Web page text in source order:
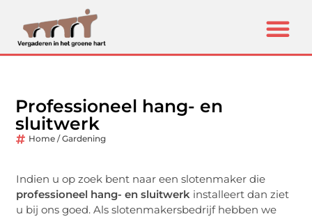
Professioneel hang- en
sluitwerk
Home / Gardening
Indien u op zoek bent naar een slotenmaker die
professioneel hang- en sluitwerk installeert dan ziet
u bij ons goed. Als slotenmakersbedrijf hebben we